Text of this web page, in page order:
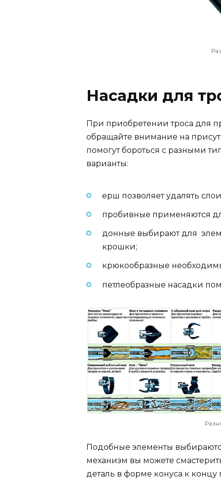
Насадки для
При приобретении троса для
обращайте внимание на
помогут бороться с разными
варианты:
ерш позволяет удалять слои
пробивные применяются
донные выбирают для
крошки;
крюкообразные
петлеобразные насадки
Подобные элементы
механизм вы можете
деталь в форме конуса к